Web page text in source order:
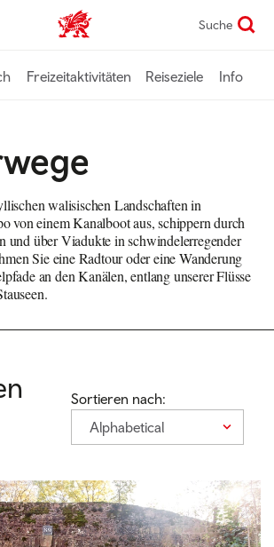
VisitWales home Suche
Freizeitaktivitäten Reiseziele Info
walisischen Landschaften in
von einem Kanalboot aus, schippern durch
und über Viadukte in schwindelerregender
Sie eine Radtour oder eine Wanderung
an den Kanälen, entlang unserer Flüsse
Sortieren nach:
Alphabetical